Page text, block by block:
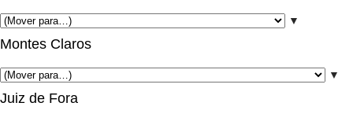
▼
Montes Claros
▼
Juiz de Fora